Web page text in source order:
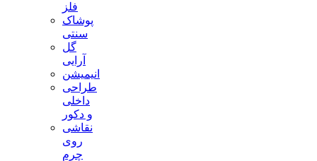
فلز
پوشاک
سنتی
گل
آرایی
انیمیشن
طراحی
داخلی
و دکور
نقاشی
روی
چرم